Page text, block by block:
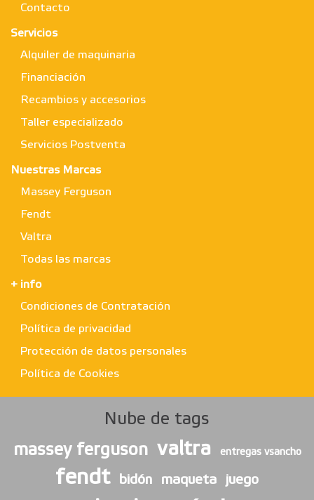
Contacto
Servicios
Alquiler de maquinaria
Financiación
Recambios y accesorios
Taller especializado
Servicios Postventa
Nuestras Marcas
Massey Ferguson
Fendt
Valtra
Todas las marcas
+ info
Condiciones de Contratación
Política de privacidad
Protección de datos personales
Política de Cookies
Nube de tags
massey ferguson
valtra entregas vsancho
fendt bidón maqueta juego